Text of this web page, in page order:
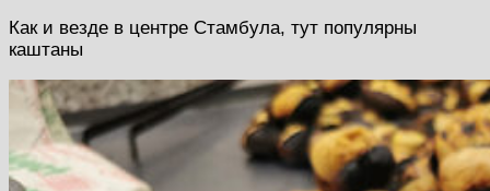
Как и везде в центре Стамбула, тут популярны
каштаны